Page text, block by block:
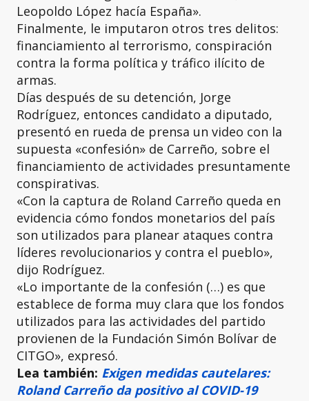
Leopoldo López hacía España».
Finalmente, le imputaron otros tres delitos:
financiamiento al terrorismo, conspiración
contra la forma política y tráfico ilícito de
armas.
Días después de su detención, Jorge
Rodríguez, entonces candidato a diputado,
presentó en rueda de prensa un video con la
supuesta «confesión» de Carreño, sobre el
financiamiento de actividades presuntamente
conspirativas.
«Con la captura de Roland Carreño queda en
evidencia cómo fondos monetarios del país
son utilizados para planear ataques contra
líderes revolucionarios y contra el pueblo»,
dijo Rodríguez.
«Lo importante de la confesión (…) es que
establece de forma muy clara que los fondos
utilizados para las actividades del partido
provienen de la Fundación Simón Bolívar de
CITGO», expresó.
Lea también: Exigen medidas cautelares:
Roland Carreño da positivo al COVID-19